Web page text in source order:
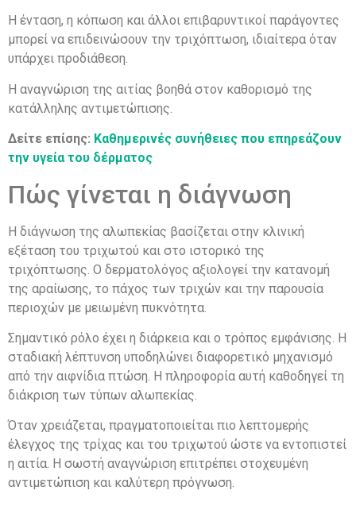
Η ένταση, η κόπωση και άλλοι επιβαρυντικοί παράγοντες
μπορεί να επιδεινώσουν την τριχόπτωση, ιδιαίτερα όταν
υπάρχει προδιάθεση.
Η αναγνώριση της αιτίας βοηθά στον καθορισμό της
κατάλληλης αντιμετώπισης.
Δείτε επίσης: Καθημερινές συνήθειες που επηρεάζουν
την υγεία του δέρματος
Πώς γίνεται η διάγνωση
Η διάγνωση της αλωπεκίας βασίζεται στην κλινική
εξέταση του τριχωτού και στο ιστορικό της
τριχόπτωσης. Ο δερματολόγος αξιολογεί την κατανομή
της αραίωσης, το πάχος των τριχών και την παρουσία
περιοχών με μειωμένη πυκνότητα.
Σημαντικό ρόλο έχει η διάρκεια και ο τρόπος εμφάνισης. Η
σταδιακή λέπτυνση υποδηλώνει διαφορετικό μηχανισμό
από την αιφνίδια πτώση. Η πληροφορία αυτή καθοδηγεί τη
διάκριση των τύπων αλωπεκίας.
Όταν χρειάζεται, πραγματοποιείται πιο λεπτομερής
έλεγχος της τρίχας και του τριχωτού ώστε να εντοπιστεί
η αιτία. Η σωστή αναγνώριση επιτρέπει στοχευμένη
αντιμετώπιση και καλύτερη πρόγνωση.